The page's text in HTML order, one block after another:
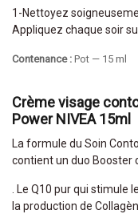
1-Nettoyez
Appliquez chaque soir
Contenance : Pot — 15 ml
Crème visage
Power NIVEA 15ml
La formule du Soin
contient un duo Booster
. Le Q10 pur qui stimule
la production de